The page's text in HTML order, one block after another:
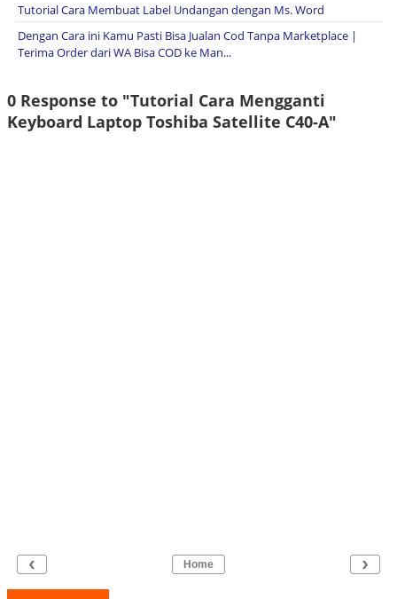
Tutorial Cara Membuat Label Undangan dengan Ms. Word
Dengan Cara ini Kamu Pasti Bisa Jualan Cod Tanpa Marketplace |
Terima Order dari WA Bisa COD ke Man...
0 Response to "Tutorial Cara Mengganti
Keyboard Laptop Toshiba Satellite C40-A"
‹ ›
Home